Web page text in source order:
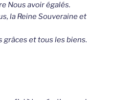
Nous avoir égalés.
la Reine Souveraine et
et tous les biens.